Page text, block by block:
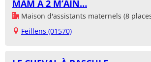
MAM A 2 M’AIN…
Maison d'assistants maternels (8
Feillens (01570)